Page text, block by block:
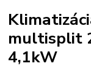
multisplit
4,1kW